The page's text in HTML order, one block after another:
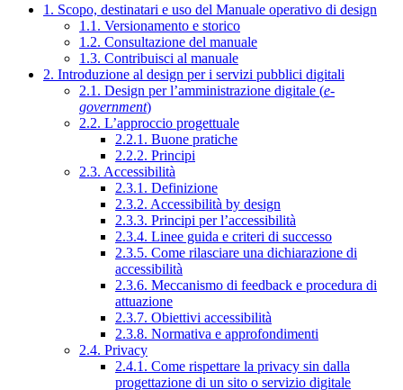
1. Scopo, destinatari e uso del Manuale operativo di design
1.1. Versionamento e storico
1.2. Consultazione del manuale
1.3. Contribuisci al manuale
2. Introduzione al design per i servizi pubblici digitali
2.1. Design per l’amministrazione digitale (e-
government)
2.2. L’approccio progettuale
2.2.1. Buone pratiche
2.2.2. Principi
2.3. Accessibilità
2.3.1. Definizione
2.3.2. Accessibilità by design
2.3.3. Principi per l’accessibilità
2.3.4. Linee guida e criteri di successo
2.3.5. Come rilasciare una dichiarazione di
accessibilità
2.3.6. Meccanismo di feedback e procedura di
attuazione
2.3.7. Obiettivi accessibilità
2.3.8. Normativa e approfondimenti
2.4. Privacy
2.4.1. Come rispettare la privacy sin dalla
progettazione di un sito o servizio digitale